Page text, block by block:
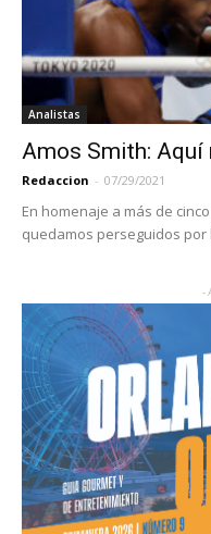
Analistas
Amos Smith: Aquí
Redaccion - 07/29/2021
En homenaje a más de
quedamos perseguidos por
-